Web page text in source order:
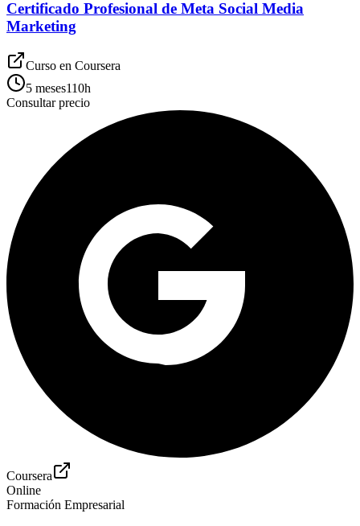
Certificado Profesional de Meta Social Media
Marketing
Curso en Coursera
5 meses110h
Consultar precio
Coursera
Online
Formación Empresarial